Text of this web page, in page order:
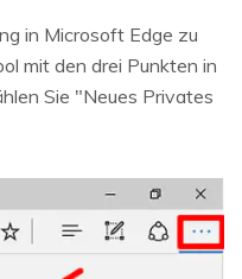
in Microsoft Edge zu
mit den drei Punkten in
Sie "Neues Privates